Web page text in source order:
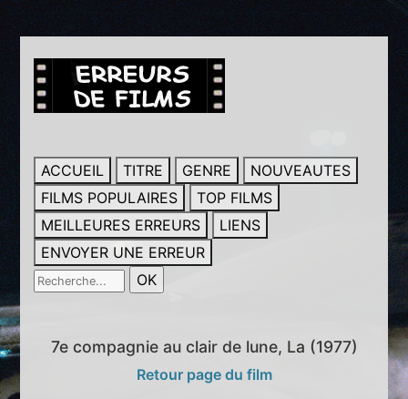
ACCUEIL TITRE GENRE
NOUVEAUTES
FILMS POPULAIRES
TOP FILMS
MEILLEURES ERREURS
LIENS
ENVOYER UNE ERREUR
7e compagnie au clair de lune, La (1977)
Retour page du film